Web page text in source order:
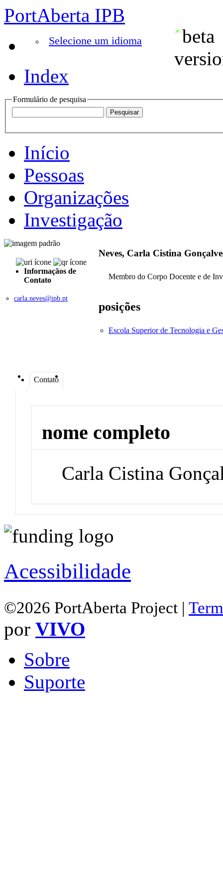
PortAberta IPB
Selecione um idioma
Index
Formulário de pesquisa
Início
Pessoas
Organizações
Investigação
Informaçãos de
Contato
carla.neves@ipb.pt
Neves, Carla Cistina
Membro do Corpo Docente e de
posições
Escola Superior de Tecnologia e
Contato
nome completo
Carla Cistina
Acessibilidade
©2026 PortAberta Project |
por VIVO
Sobre
Suporte